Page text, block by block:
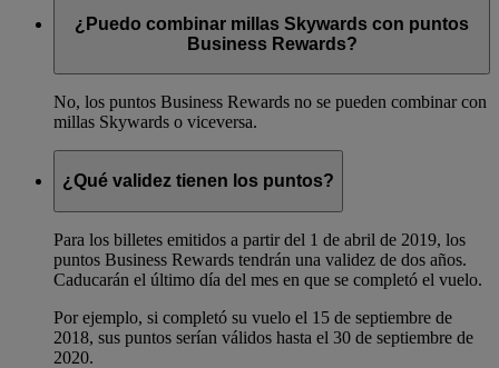
¿Puedo combinar millas Skywards con puntos
Business Rewards?
No, los puntos Business Rewards no se pueden combinar con
millas Skywards o viceversa.
¿Qué validez tienen los puntos?
Para los billetes emitidos a partir del 1 de abril de 2019, los
puntos Business Rewards tendrán una validez de dos años.
Caducarán el último día del mes en que se completó el vuelo.
Por ejemplo, si completó su vuelo el 15 de septiembre de
2018, sus puntos serían válidos hasta el 30 de septiembre de
2020.